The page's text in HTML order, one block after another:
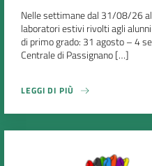
Nelle settimane dal 31/08/26
laboratori estivi rivolti agli
di primo grado: 31 agosto – 4
Centrale di Passignano […]
LEGGI DI PIÙ